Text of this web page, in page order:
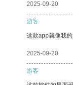
2025-09-20
游客
这款app就像我
2025-09-20
游客